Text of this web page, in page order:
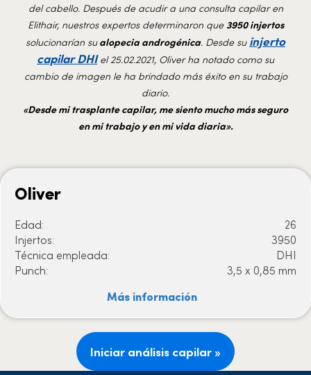
del cabello. Después de acudir a una consulta capilar en
Elithair, nuestros expertos determinaron que 3950 injertos
solucionarían sualopecia androgénica. Desde su injerto
capilar DHIel 25.02.2021, Oliver ha notado como su
cambio de imagen le ha brindado más éxito en su trabajo
diario.
«Desde mi trasplante capilar, me siento mucho más seguro
en mi trabajo y en mi vida diaria».
Oliver
Edad:
26
Injertos:
3950
Técnica empleada:
DHI
Punch:
3,5 x 0,85 mm
Más información
Iniciar análisis capilar »